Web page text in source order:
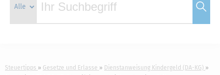

Steuertipps Gesetze und Erlasse
Dienstanweisung Kindergeld (DA-KG)